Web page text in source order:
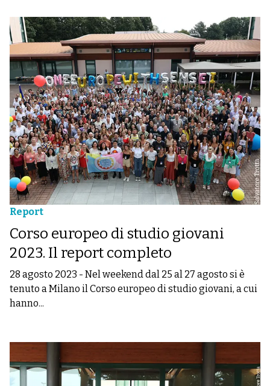
Report
Corso europeo di studio giovani
2023. Il report completo
28 agosto 2023 - Nel weekend dal 25 al 27 agosto si è
tenuto a Milano il Corso europeo di studio giovani, a cui
hanno...